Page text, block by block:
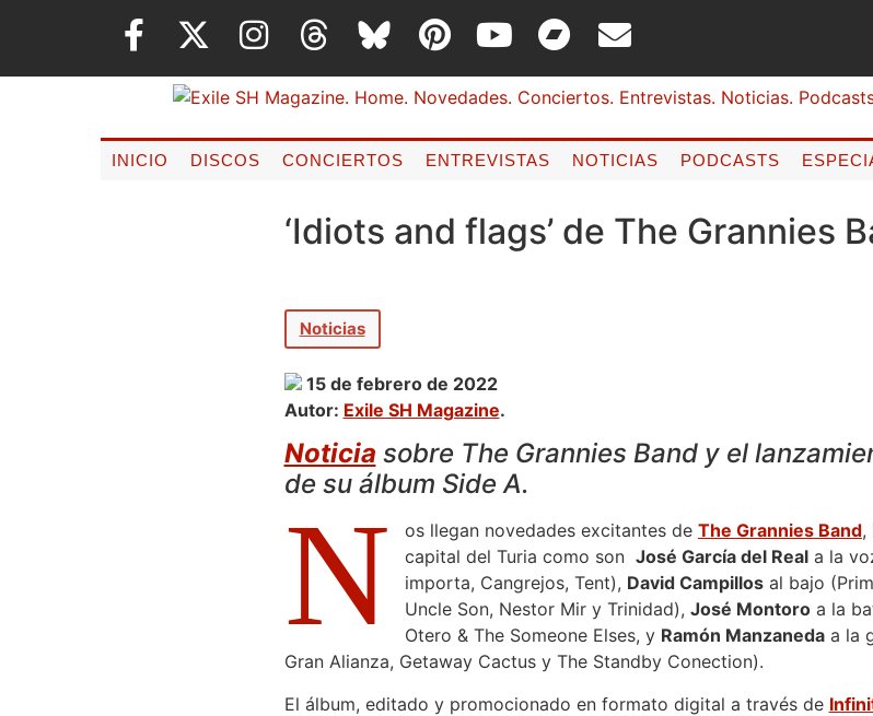
INICIO DISCOS CONCIERTOS ENTREVISTAS NOTICIAS PODCASTS
‘Idiots and flags’ de The Grannies
Noticias
15 de febrero de 2022
Autor: Exile SH Magazine.
Noticia sobre The Grannies Band y el
de su álbum Side A.
N os llegan novedades excitantes de The Grannies Band,
capital del Turia como son José García del Reala la
importa, Cangrejos, Tent), David Campillosal bajo
Uncle Son, Nestor Mir y Trinidad), José Montoroa la
Otero & The Someone Elses, y Ramón Manzanedaa la
Gran Alianza, Getaway Cactus y The Standby Conection).
El álbum, editado y promocionado en formato digital a través de